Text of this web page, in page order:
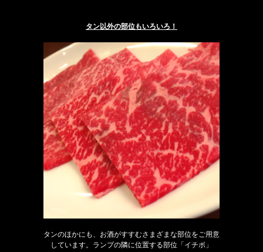
タン以外の部位もいろいろ！
タンのほかにも、お酒がすすむさまざまな部位をご用意
しています。ランプの隣に位置する部位「イチボ」